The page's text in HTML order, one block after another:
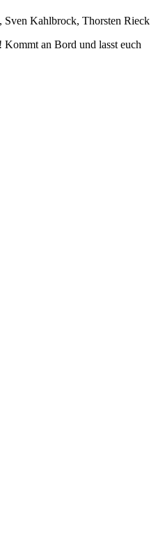
Sven Kahlbrock, Thorsten Rieck
Kommt an Bord und lasst euch